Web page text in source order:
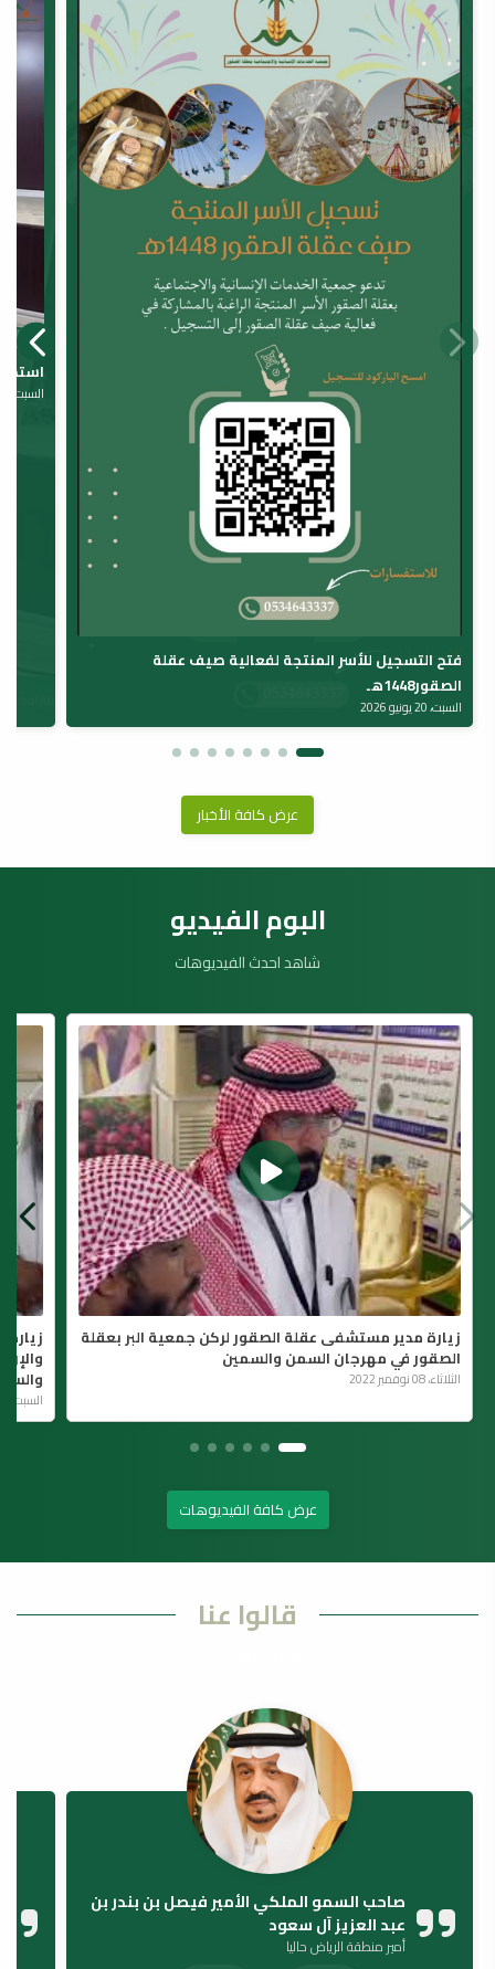
فتح التسجيل للأسر المنتجة لفعالية صيف عقلة
الصقور1448هـ
السبت، 20 يونيو 2026
السبت، 20 يونيو 2026
عرض كافة الأخبار
البوم الفيديو
شاهد احدث الفيديوهات
زيارة مدير مستشفى عقلة الصقور لركن جمعية البر بعقلة
الصقور في مهرجان السمن والسمين
الثلاثاء، 08 نوفمبر 2022
السبت، 05 نوفمبر 2022
عرض كافة الفيديوهات
قالوا عنا
صاحب السمو الملكي الأمير فيصل بن بندر بن
عبد العزيز آل سعود
أمير منطقة الرياض حاليا